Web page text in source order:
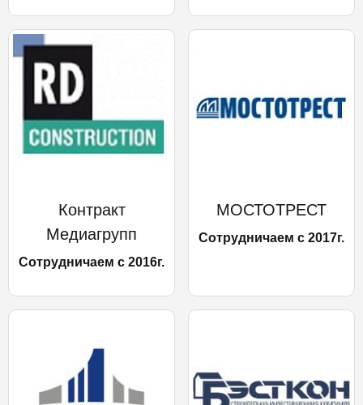
Контракт
Медиагрупп
Сотрудничаем с 2016г.
МОСТОТРЕСТ
Сотрудничаем с 2017г.